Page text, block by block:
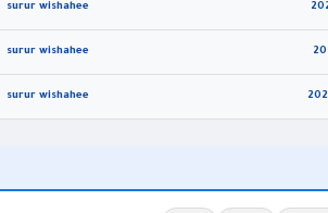
surur wishahee
surur wishahee
surur wishahee